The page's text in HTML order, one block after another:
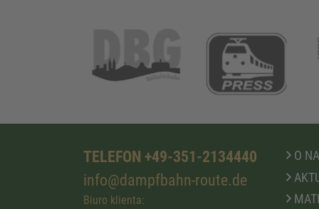
TELEFON +49-351-2134440
info@dampfbahn-route.de
Biuro klienta:
O